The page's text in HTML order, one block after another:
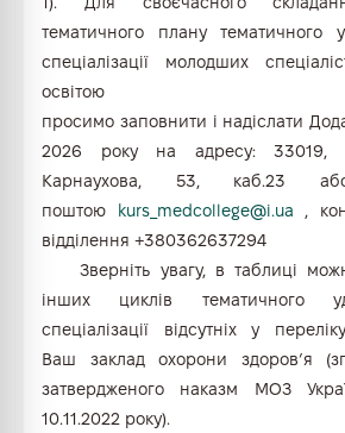
тематичного плану тематичного
спеціалізації молодших
освітою
просимо заповнити і надіслати
2026 року на адресу: 33019,
Карнаухова, 53, каб.23
поштою kurs_medcollege@i.ua ,
відділення +380362637294
Зверніть увагу, в таблиці
інших циклів тематичного
спеціалізації відсутніх у
Ваш заклад охорони здоров’я
затвердженого наказм МОЗ
10.11.2022 року).